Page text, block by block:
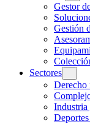
Gestor
Gestión
Sectores
Derecho
Industria